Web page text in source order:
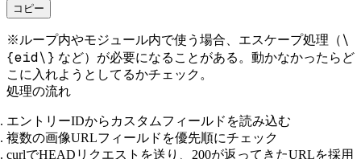
コピー
※ループ内やモジュール内で使う場合、エスケープ処理（ \
{eid\} など）が必要になることがある。動かなかったらど
こに入れようとしてるかチェック。
処理の流れ
エントリーIDからカスタムフィールドを読み込む
複数の画像URLフィールドを優先順にチェック
curlでHEADリクエストを送り、200が返ってきたURLを採用